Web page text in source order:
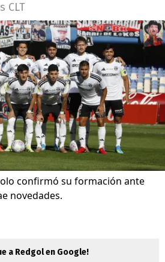
CLT
confirmó su formación ante
novedades.
a Redgol en Google!